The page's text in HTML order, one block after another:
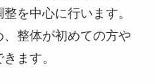
を中心に行います。
整体が初めての方や
ます。